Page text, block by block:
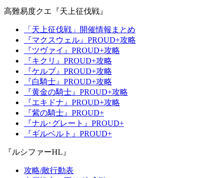
高難易度クエ『天上征伐戦』
「天上征伐戦」開催情報まとめ
『マクスウェル』PROUD+攻略
『ツヴァイ』PROUD+攻略
『キクリ』PROUD+攻略
『ケルブ』PROUD+攻略
『白騎士』PROUD+攻略
『黄金の騎士』PROUD+攻略
『エキドナ』PROUD+攻略
『紫の騎士』PROUD+
『ナル･グレート』PROUD+
『ギルベルト』PROUD+
『ルシファーHL』
攻略/敵行動表